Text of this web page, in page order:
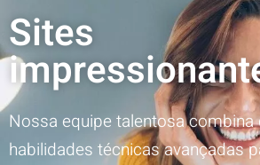
Sites
Nossa equipe talentosa
habilidades técnicas avançadas